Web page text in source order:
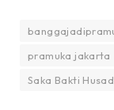
pramuka jakarta
Saka Bakti